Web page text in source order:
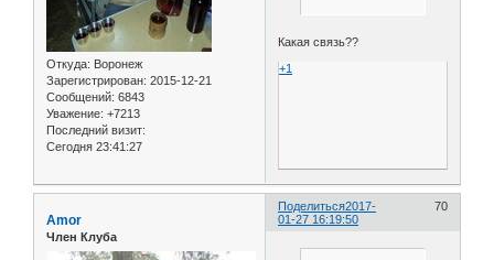
Откуда: Воронеж
Зарегистрирован: 2015-12-21
Сообщений: 6843
Уважение: +7213
Последний визит:
Сегодня 23:41:27
Какая связь??
+1
Поделиться 70
2017-
01-27 16:19:50
Amor
Член Клуба